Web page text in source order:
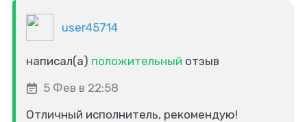
user45714
написал(а) положительный отзыв
5 Фев в 22:58
Отличный исполнитель, рекомендую!